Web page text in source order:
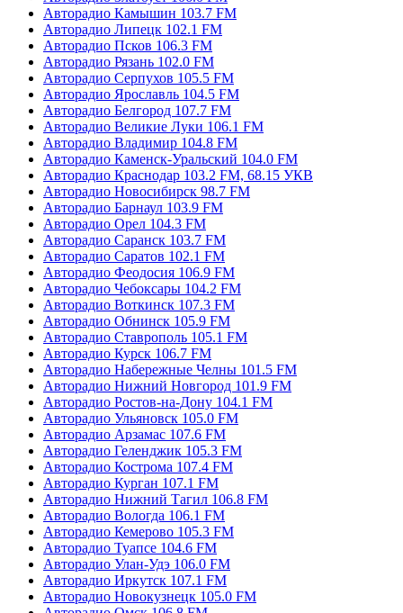
Авторадио Камышин 103.7 FM
Авторадио Липецк 102.1 FM
Авторадио Псков 106.3 FM
Авторадио Рязань 102.0 FM
Авторадио Серпухов 105.5 FM
Авторадио Ярославль 104.5 FM
Авторадио Белгород 107.7 FM
Авторадио Великие Луки 106.1 FM
Авторадио Владимир 104.8 FM
Авторадио Каменск-Уральский 104.0 FM
Авторадио Краснодар 103.2 FM, 68.15 УКВ
Авторадио Новосибирск 98.7 FM
Авторадио Барнаул 103.9 FM
Авторадио Орел 104.3 FM
Авторадио Саранск 103.7 FM
Авторадио Саратов 102.1 FM
Авторадио Феодосия 106.9 FM
Авторадио Чебоксары 104.2 FM
Авторадио Воткинск 107.3 FM
Авторадио Обнинск 105.9 FM
Авторадио Ставрополь 105.1 FM
Авторадио Курск 106.7 FM
Авторадио Набережные Челны 101.5 FM
Авторадио Нижний Новгород 101.9 FM
Авторадио Ростов-на-Дону 104.1 FM
Авторадио Ульяновск 105.0 FM
Авторадио Арзамас 107.6 FM
Авторадио Геленджик 105.3 FM
Авторадио Кострома 107.4 FM
Авторадио Курган 107.1 FM
Авторадио Нижний Тагил 106.8 FM
Авторадио Вологда 106.1 FM
Авторадио Кемерово 105.3 FM
Авторадио Туапсе 104.6 FM
Авторадио Улан-Удэ 106.0 FM
Авторадио Иркутск 107.1 FM
Авторадио Новокузнецк 105.0 FM